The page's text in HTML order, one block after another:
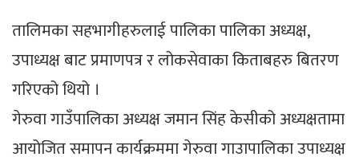
तालिमका सहभागीहरुलाई पालिका पालिका अध्यक्ष,
उपाध्यक्ष बाट प्रमाणपत्र र लोकसेवाका किताबहरु बितरण
गरिएको थियो ।
गेरुवा गाउँपालिका अध्यक्ष जमान सिंह केसीको अध्यक्षतामा
आयोजित समापन कार्यक्रममा गेरुवा गाउापालिका उपाध्यक्ष